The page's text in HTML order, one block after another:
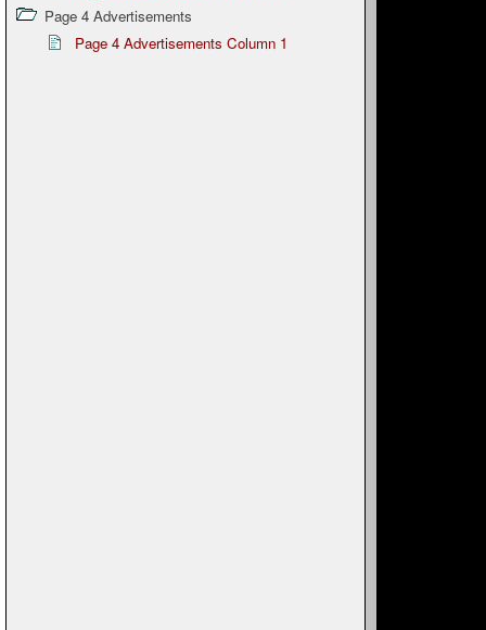
Page 4 Advertisements
Page 4 Advertisements Column 1